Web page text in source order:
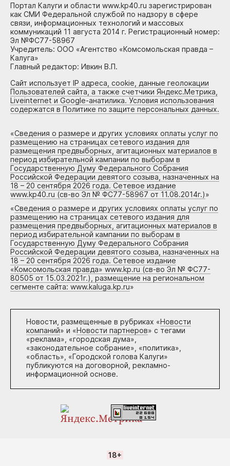
Портал Калуги и области www.kp40.ru зарегистрирован
как СМИ Федеральной службой по надзору в сфере
связи, информационных технологий и массовых
коммуникаций 11 августа 2014 г. Регистрационный номер:
Эл №ФС77-58967
Учредитель: ООО «Агентство «Комсомольская правда –
Калуга»
Главный редактор: Ивкин В.П.
Сайт использует IP адреса, cookie, данные геолокации
Пользователей сайта, а также счетчики Яндекс.Метрика,
Liveinternet и Google-анатилика. Условия использования
содержатся в Политике по защите персональных данных.
«Сведения о размере и других условиях оплаты услуг по
размещению на страницах сетевого издания для
размещения предвыборных, агитационных материалов в
период избирательной кампании по выборам в
Государственную Думу Федерального Собрания
Российской Федерации девятого созыва, назначенных на
18 – 20 сентября 2026 года. Сетевое издание
www.kp40.ru (св-во Эл № ФС77-58967 от 11.08.2014г.)»
«Сведения о размере и других условиях оплаты услуг по
размещению на страницах сетевого издания для
размещения предвыборных, агитационных материалов в
период избирательной кампании по выборам в
Государственную Думу Федерального Собрания
Российской Федерации девятого созыва, назначенных на
18 – 20 сентября 2026 года. Сетевое издание
«Комсомольская правда» www.kp.ru (св-во Эл № ФС77-
80505 от 15.03.2021г.), размещение на региональном
сегменте сайта: www.kaluga.kp.ru»
Новости, размещенные в рубриках «Новости
компаний» и «Новости партнеров» с тегами
«реклама», «городская дума»,
«законодательное собрание», «политика»,
«область», «Городской голова Калуги»
публикуются на договорной, рекламно-
информационной основе.
18+